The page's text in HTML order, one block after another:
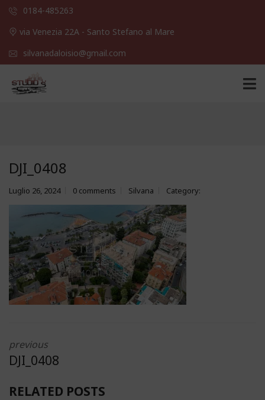
0184-485263
via Venezia 22A - Santo Stefano al Mare
silvanadaloisio@gmail.com
DJI_0408
Luglio 26, 2024 0 comments Silvana Category:
previous
DJI_0408
RELATED POSTS